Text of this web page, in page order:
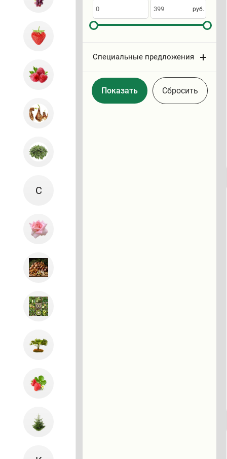
С
по
руб.
Специальные предложения
Cбросить